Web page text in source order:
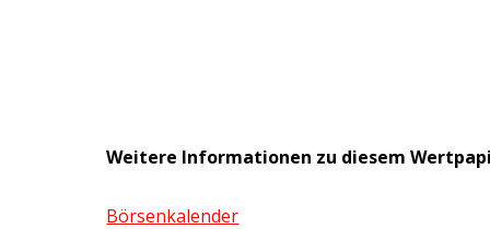
Weitere Informationen zu diesem
Börsenkalender